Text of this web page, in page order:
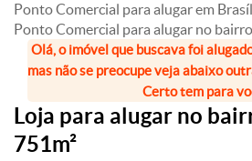
Ponto Comercial para alugar em
Ponto Comercial para alugar no
Olá, o imóvel que buscava foi
mas não se preocupe veja abaixo
Certo tem para
Loja para alugar no
751m²